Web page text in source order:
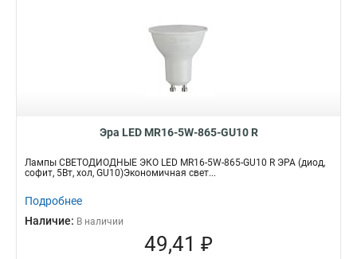
Эра LED MR16-5W-865-GU10 R
Лампы СВЕТОДИОДНЫЕ ЭКО LED MR16-5W-865-GU10 R ЭРА (диод,
софит, 5Вт, хол, GU10)Экономичная свет...
Подробнее
Наличие: В наличии
49,41 ₽